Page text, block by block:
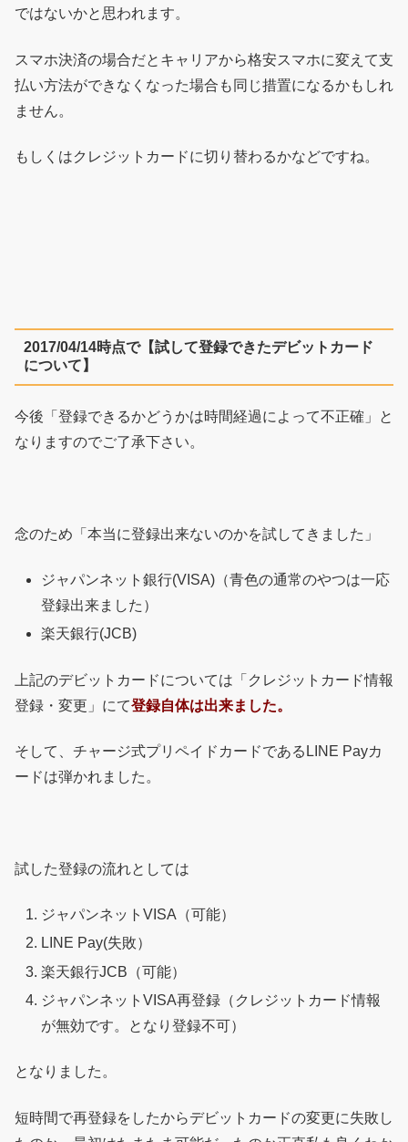
ではないかと思われます。
スマホ決済の場合だとキャリアから格安スマホに変えて支
払い方法ができなくなった場合も同じ措置になるかもしれ
ません。
もしくはクレジットカードに切り替わるかなどですね。
2017/04/14時点で【試して登録できたデビットカード
について】
今後「登録できるかどうかは時間経過によって不正確」と
なりますのでご了承下さい。
念のため「本当に登録出来ないのかを試してきました」
ジャパンネット銀行(VISA)（青色の通常のやつは一応
登録出来ました）
楽天銀行(JCB)
上記のデビットカードについては「クレジットカード情報
登録・変更」にて登録自体は出来ました。
そして、チャージ式プリペイドカードであるLINE Payカ
ードは弾かれました。
試した登録の流れとしては
ジャパンネットVISA（可能）
LINE Pay(失敗）
楽天銀行JCB（可能）
ジャパンネットVISA再登録（クレジットカード情報
が無効です。となり登録不可）
となりました。
短時間で再登録をしたからデビットカードの変更に失敗し